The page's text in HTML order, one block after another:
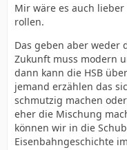
Mir wäre es auch
rollen.
Das geben aber weder
Zukunft muss modern
dann kann die HSB
jemand erzählen das
schmutzig machen
eher die Mischung
können wir in die
Eisenbahngeschichte